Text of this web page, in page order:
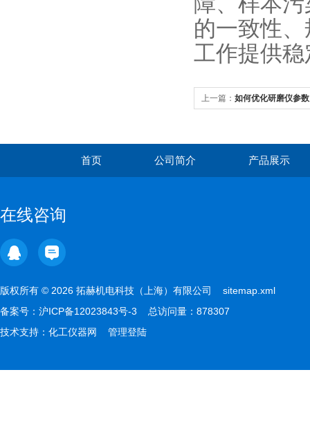
的一致性
工作提供
上一篇： 如何优化研磨仪参
首页 公司简介 产品展示
在线咨询
版权所有 © 2026 拓赫机电科技（上海）有限公司 sitemap.xml
备案号： 沪ICP备12023843号-3 总访问量：878307
技术支持： 化工仪器网 管理登陆